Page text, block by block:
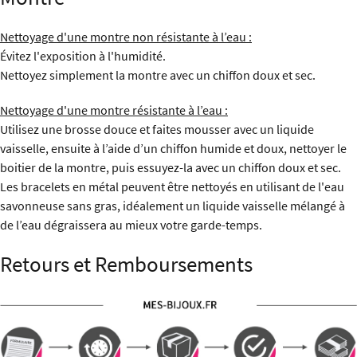
Nettoyage d'une montre non résistante à l’eau :
Évitez l'exposition à l'humidité.
Nettoyez simplement la montre avec un chiffon doux et sec.
Nettoyage d'une montre résistante à l’eau :
Utilisez une brosse douce et faites mousser avec un liquide
vaisselle, ensuite à l’aide d’un chiffon humide et doux, nettoyer le
boitier de la montre, puis essuyez-la avec un chiffon doux et sec.
Les bracelets en métal peuvent être nettoyés en utilisant de l'eau
savonneuse sans gras, idéalement un liquide vaisselle mélangé à
de l’eau dégraissera au mieux votre garde-temps.
Retours et Remboursements